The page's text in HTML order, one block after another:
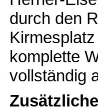
durch den
komplette
vollständig